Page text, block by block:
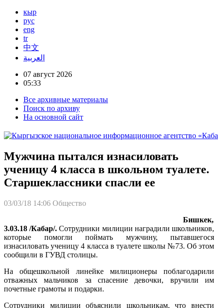
кыр
рус
eng
tr
中文
العربية
07 август 2026
05:33
Все архивные материалы
Поиск по архиву
На основной сайт
Мужчина пытался изнасиловать
ученицу 4 класса в школьном туалете.
Старшеклассники спасли ее
03/03/18 14:06 Общество
Бишкек,
3.03.18 /Кабар/. Сотрудники милиции наградили школьников,
которые помогли поймать мужчину, пытавшегося
изнасиловать ученицу 4 класса в туалете школы №73. Об этом
сообщили в ГУВД столицы.
На общешкольной линейке милиционеры поблагодарили
отважных мальчиков за спасение девочки, вручили им
почетные грамоты и подарки.
Сотрудники милиции объяснили школьникам, что внести